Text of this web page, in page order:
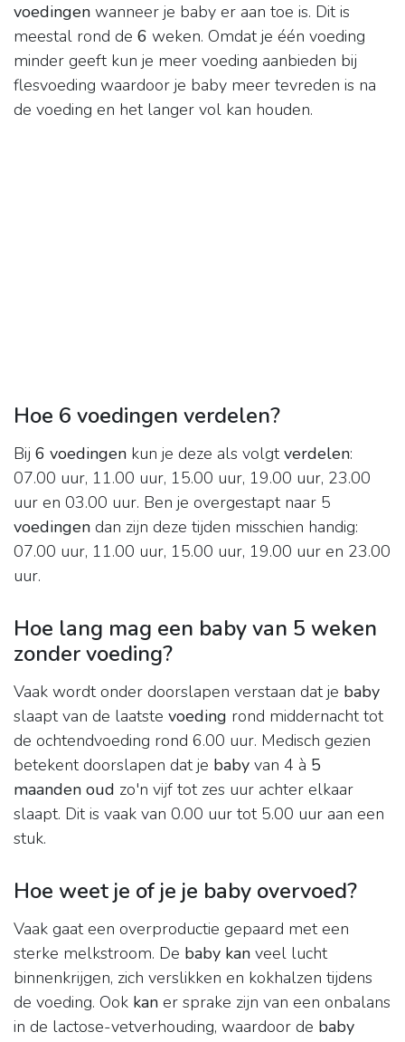
voedingen wanneer je baby er aan toe is. Dit is
meestal rond de 6 weken. Omdat je één voeding
minder geeft kun je meer voeding aanbieden bij
flesvoeding waardoor je baby meer tevreden is na
de voeding en het langer vol kan houden.
Hoe 6 voedingen verdelen?
Bij 6 voedingen kun je deze als volgtverdelen:
07.00 uur, 11.00 uur, 15.00 uur, 19.00 uur, 23.00
uur en 03.00 uur. Ben je overgestapt naar 5
voedingen dan zijn deze tijden misschien handig:
07.00 uur, 11.00 uur, 15.00 uur, 19.00 uur en 23.00
uur.
Hoe lang mag een baby van 5 weken
zonder voeding?
Vaak wordt onder doorslapen verstaan dat je baby
slaapt van de laatste voeding rond middernacht tot
de ochtendvoeding rond 6.00 uur. Medisch gezien
betekent doorslapen dat je baby van 4 à 5
maanden oud zo'n vijf tot zes uur achter elkaar
slaapt. Dit is vaak van 0.00 uur tot 5.00 uur aan een
stuk.
Hoe weet je of je je baby overvoed?
Vaak gaat een overproductie gepaard met een
sterke melkstroom. De baby kan veel lucht
binnenkrijgen, zich verslikken en kokhalzen tijdens
de voeding. Ook kan er sprake zijn van een onbalans
in de lactose-vetverhouding, waardoor de baby